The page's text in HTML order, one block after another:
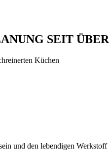
SEIT
Küchen
und den lebendigen